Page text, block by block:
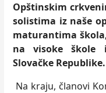
Opštinskim
solistima iz naše
maturantima
na visoke škole
Slovačke Republike.
Na kraju, članovi